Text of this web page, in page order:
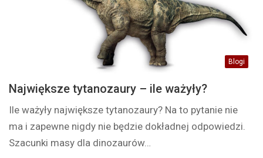
Blogi
Największe tytanozaury – ile ważyły?
Ile ważyły największe tytanozaury? Na to pytanie nie
ma i zapewne nigdy nie będzie dokładnej odpowiedzi.
Szacunki masy dla dinozaurów…